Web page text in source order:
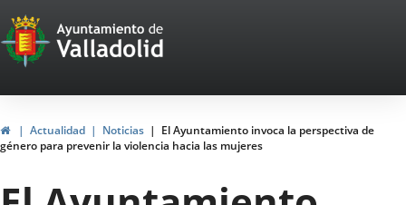
Portal
Web
del
Ayuntamiento
de
InicioActualidad Noticias
El Ayuntamiento invoca la perspectiva de
género para prevenir la violencia hacia las mujeres